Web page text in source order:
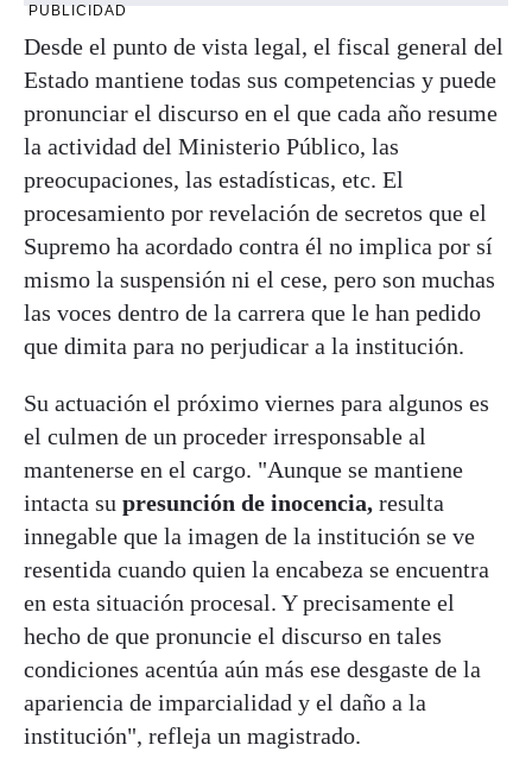
PUBLICIDAD
Desde el punto de vista legal, el fiscal general del
Estado mantiene todas sus competencias y puede
pronunciar el discurso en el que cada año resume
la actividad del Ministerio Público, las
preocupaciones, las estadísticas, etc. El
procesamiento por revelación de secretos que el
Supremo ha acordado contra él no implica por sí
mismo la suspensión ni el cese, pero son muchas
las voces dentro de la carrera que le han pedido
que dimita para no perjudicar a la institución.
Su actuación el próximo viernes para algunos es
el culmen de un proceder irresponsable al
mantenerse en el cargo. "Aunque se mantiene
intacta su presunción de inocencia, resulta
innegable que la imagen de la institución se ve
resentida cuando quien la encabeza se encuentra
en esta situación procesal. Y precisamente el
hecho de que pronuncie el discurso en tales
condiciones acentúa aún más ese desgaste de la
apariencia de imparcialidad y el daño a la
institución", refleja un magistrado.